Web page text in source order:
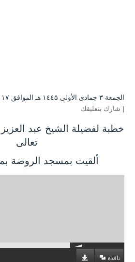
الجمعة ۳ جمادى الأولى ۱٤٤۵ هـ الموافق ۱۷ نوفمبر ۲۰۲۳ مـ |
| شارك بتعليقك
خطبة لفضيلة الشيخ عبد
تعالى
ألقيت بمسجد الروضة
نافذة